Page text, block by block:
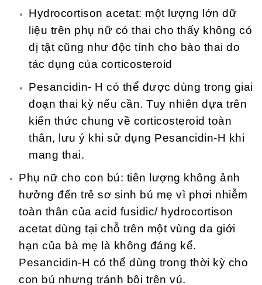
Hydrocortison acetat: một lượng lớn dữ
liệu trên phụ nữ có thai cho thấy không có
dị tật cũng như độc tính cho bào thai do
tác dụng của corticosteroid
Pesancidin- H có thể được dùng trong giai
đoạn thai kỳ nếu cần. Tuy nhiên dựa trên
kiến thức chung về corticosteroid toàn
thân, lưu ý khi sử dụng Pesancidin-H khi
mang thai.
Phụ nữ cho con bú: tiên lượng không ảnh
hưởng đến trẻ sơ sinh bú mẹ vì phơi nhiễm
toàn thân của acid fusidic/ hydrocortison
acetat dùng tại chỗ trên một vùng da giới
hạn của bà mẹ là không đáng kể.
Pesancidin-H có thể dùng trong thời kỳ cho
con bú nhưng tránh bôi trên vú.